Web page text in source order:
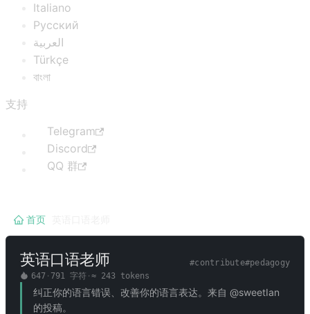
Italiano
Русский
العربية
Türkçe
বাংলা
支持
Telegram
Discord
QQ 群
首页
英语口语老师 #contribute#pedagogy
647· 791 字符 · ≈ 243tokens
纠正你的语言错误、改善你的语言表达。来自 @sweetIan
的投稿。